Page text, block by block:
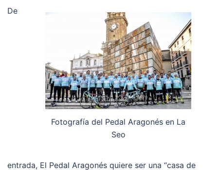
Fotografía del Pedal Aragonés en La
Seo
De
entrada, El Pedal Aragonés quiere ser una “casa de